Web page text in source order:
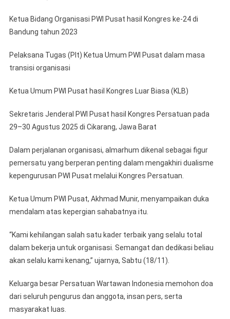
Ketua Bidang Organisasi PWI Pusat hasil Kongres ke-24 di
Bandung tahun 2023
Pelaksana Tugas (Plt) Ketua Umum PWI Pusat dalam masa
transisi organisasi
Ketua Umum PWI Pusat hasil Kongres Luar Biasa (KLB)
Sekretaris Jenderal PWI Pusat hasil Kongres Persatuan pada
29–30 Agustus 2025 di Cikarang, Jawa Barat
Dalam perjalanan organisasi, almarhum dikenal sebagai figur
pemersatu yang berperan penting dalam mengakhiri dualisme
kepengurusan PWI Pusat melalui Kongres Persatuan.
Ketua Umum PWI Pusat, Akhmad Munir, menyampaikan duka
mendalam atas kepergian sahabatnya itu.
“Kami kehilangan salah satu kader terbaik yang selalu total
dalam bekerja untuk organisasi. Semangat dan dedikasi beliau
akan selalu kami kenang,” ujarnya, Sabtu (18/11).
Keluarga besar Persatuan Wartawan Indonesia memohon doa
dari seluruh pengurus dan anggota, insan pers, serta
masyarakat luas.